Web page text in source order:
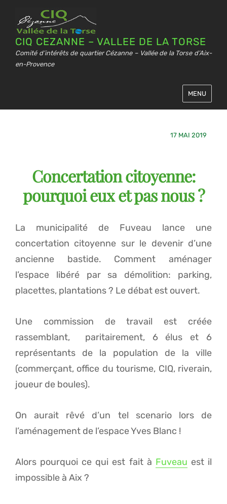
CIQ CEZANNE – VALLEE DE LA TORSE
Comité d’intérêts de quartier Cézanne – Vallée de la Torse d’Aix-
en-Provence
MENU
17 MAI 2019
Concertation citoyenne:
pourquoi eux et pas nous ?
La municipalité de Fuveau lance une
concertation citoyenne sur le devenir d’une
ancienne bastide. Comment aménager
l’espace libéré par sa démolition: parking,
placettes, plantations ? Le débat est ouvert.
Une commission de travail est créée
rassemblant, paritairement, 6 élus et 6
représentants de la population de la ville
(commerçant, office du tourisme, CIQ, riverain,
joueur de boules).
On aurait rêvé d’un tel scenario lors de
l’aménagement de l’espace Yves Blanc !
Alors pourquoi ce qui est fait à Fuveau est il
impossible à Aix ?